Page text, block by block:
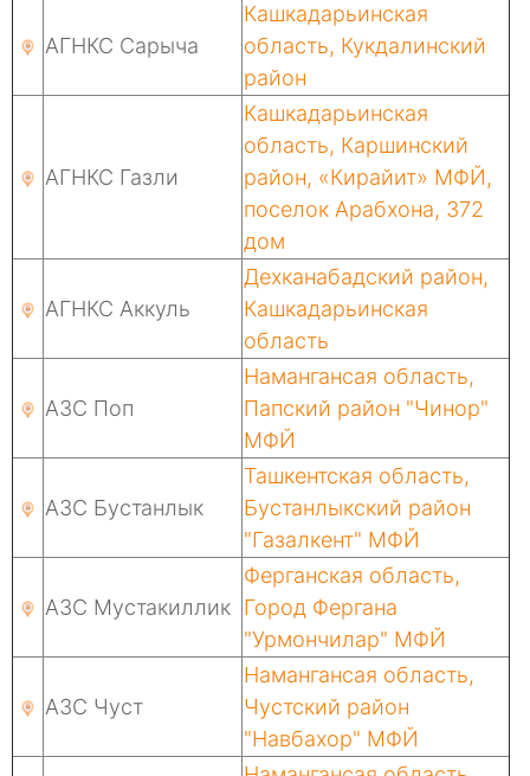
АГНКС Сарыча
Кашкадарьинская
область, Кукдалинский
район
АГНКС Газли
Кашкадарьинская
область, Каршинский
район, «Кирайит» МФЙ,
поселок Арабхона, 372
дом
АГНКС Аккуль
Дехканабадский район,
Кашкадарьинская
область
АЗС Поп
Намангансая область,
Папский район "Чинор"
МФЙ
АЗС Бустанлык
Ташкентская область,
Бустанлыкский район
"Газалкент" МФЙ
АЗС Мустакиллик
Ферганская область,
Город Фергана
"Урмончилар" МФЙ
АЗС Чуст
Намангансая область,
Чустский район
"Навбахор" МФЙ